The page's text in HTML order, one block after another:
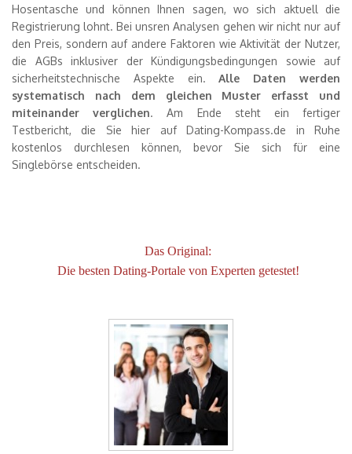
Hosentasche und können Ihnen sagen, wo sich aktuell die
Registrierung lohnt. Bei unsren Analysen gehen wir nicht nur auf
den Preis, sondern auf andere Faktoren wie Aktivität der Nutzer,
die AGBs inklusiver der Kündigungsbedingungen sowie auf
sicherheitstechnische Aspekte ein.Alle Daten werden
systematisch nach dem gleichen Muster erfasst und
miteinander verglichen. Am Ende steht ein fertiger
Testbericht, die Sie hier auf Dating-Kompass.de in Ruhe
kostenlos durchlesen können, bevor Sie sich für eine
Singlebörse entscheiden.
Das Original:
Die besten Dating-Portale von Experten getestet!